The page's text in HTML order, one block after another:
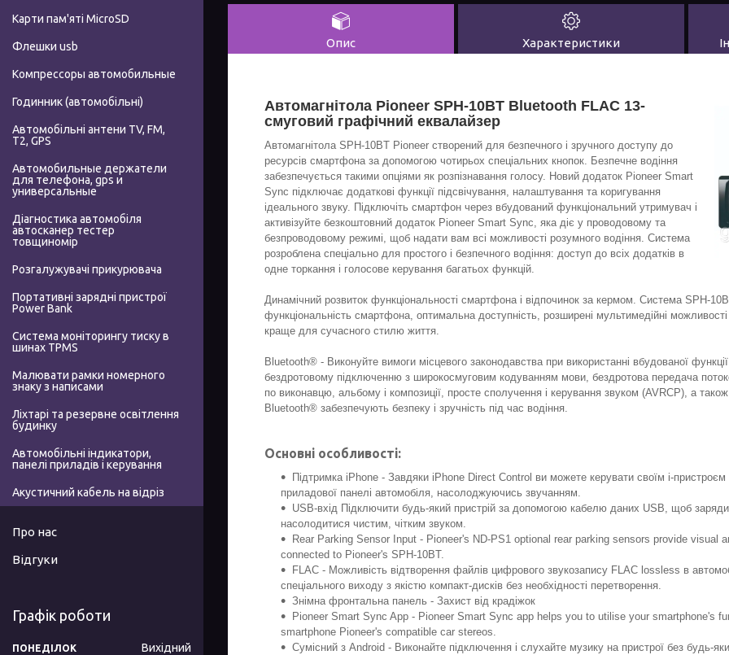
Опис Характеристики
Автомагнітола Pioneer SPH-10BT Bluetooth FLAC 13-
смуговий графічний еквалайзер
Автомагнітола SPH-10BT Pioneer створений для безпечного і зручного доступу до
ресурсів смартфона за допомогою чотирьох спеціальних кнопок. Безпечне водіння
забезпечується такими опціями як розпізнавання голосу. Новий додаток Pioneer Smart
Sync підключає додаткові функції підсвічування, налаштування та коригування
ідеального звуку. Підключіть смартфон через вбудований функціональний утримувач і
активізуйте безкоштовний додаток Pioneer Smart Sync, яка діє у проводовому та
безпроводовому режимі, щоб надати вам всі можливості розумного водіння. Система
розроблена спеціально для простого і безпечного водіння: доступ до всіх додатків в
одне торкання і голосове керування багатьох функцій.
Динамічний розвиток функціональності смартфона і відпочинок за кермом. Система SPH-
функціональність смартфона, оптимальна доступність, розширені мультимедійні можливості
краще для сучасного стилю життя.
Bluetooth® - Виконуйте вимоги місцевого законодавства при використанні вбудованої
бездротовому підключенню з широкосмуговим кодуванням мови, бездротова передача
по виконавцю, альбому і композиції, просте сполучення і керування звуком (AVRCP), а також
Bluetooth® забезпечують безпеку і зручність під час водіння.
Основні особливості:
Підтримка iPhone - Завдяки iPhone Direct Control ви можете керувати своїм i-пристроєм
приладової панелі автомобіля, насолоджуючись звучанням.
USB-вхід Підключити будь-який пристрій за допомогою кабелю даних USB, щоб
насолодитися чистим, чітким звуком.
Rear Parking Sensor Input - Pioneer's ND-PS1 optional rear parking sensors provide visual
connected to Pioneer's SPH-10BT.
FLAC - Можливість відтворення файлів цифрового звукозапису FLAC lossless в
спеціального виходу з якістю компакт-дисків без необхідності перетворення.
Знімна фронтальна панель - Захист від крадіжок
Pioneer Smart Sync App - Pioneer Smart Sync app helps you to utilise your smartphone's
smartphone Pioneer's compatible car stereos.
Сумісний з Android - Виконайте підключення і слухайте музику на пристрої без будь-
Карти пам'яті MicroSD
Флешки usb
Компрессоры автомобильные
Годинник (автомобільні)
Автомобільні антени TV, FM,
T2, GPS
Автомобильные держатели
для телефона, gps и
универсальные
Діагностика автомобіля
автосканер тестер
товщиномір
Розгалужувачі прикурювача
Портативні зарядні пристрої
Power Bank
Система моніторингу тиску в
шинах TPMS
Малювати рамки номерного
знаку з написами
Ліхтарі та резервне освітлення
будинку
Автомобільні індикатори,
панелі приладів і керування
Акустичний кабель на відріз
Про нас
Відгуки
Графік роботи
ПОНЕДІЛОК Вихідний